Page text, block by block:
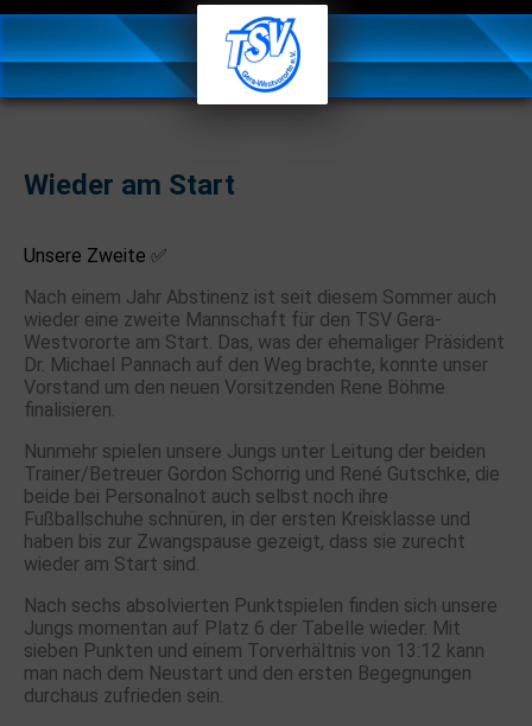
Wieder am Start
Unsere Zweite ✅
Nach einem Jahr Abstinenz ist seit diesem Sommer auch
wieder eine zweite Mannschaft für den TSV Gera-
Westvororte am Start. Das, was der ehemaliger Präsident
Dr. Michael Pannach auf den Weg brachte, konnte unser
Vorstand um den neuen Vorsitzenden Rene Böhme
finalisieren.
Nunmehr spielen unsere Jungs unter Leitung der beiden
Trainer/Betreuer Gordon Schorrig und René Gutschke, die
beide bei Personalnot auch selbst noch ihre
Fußballschuhe schnüren, in der ersten Kreisklasse und
haben bis zur Zwangspause gezeigt, dass sie zurecht
wieder am Start sind.
Nach sechs absolvierten Punktspielen finden sich unsere
Jungs momentan auf Platz 6 der Tabelle wieder. Mit
sieben Punkten und einem Torverhältnis von 13:12 kann
man nach dem Neustart und den ersten Begegnungen
durchaus zufrieden sein.